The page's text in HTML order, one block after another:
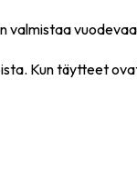
Kun täytteet